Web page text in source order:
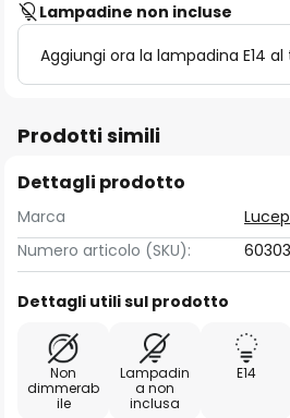
Lampadine non incluse
Aggiungi ora la lampadina E14
Prodotti simili
Dettagli prodotto
Marca
Numero articolo (SKU):
Dettagli utili sul prodotto
Non
dimmerab
ile
Lampadin
a non
inclusa
E14